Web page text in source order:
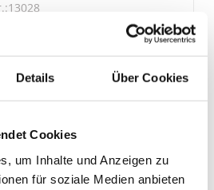
Details Über Cookies
Cookies
um Inhalte und Anzeigen zu
für soziale Medien anbieten